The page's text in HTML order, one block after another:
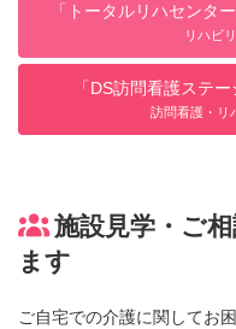
「トータルリハセンタ
リハビ
「DS訪問看護ステ
訪問看護・リ
施設見学・ご
ます
ご自宅での介護に関してお